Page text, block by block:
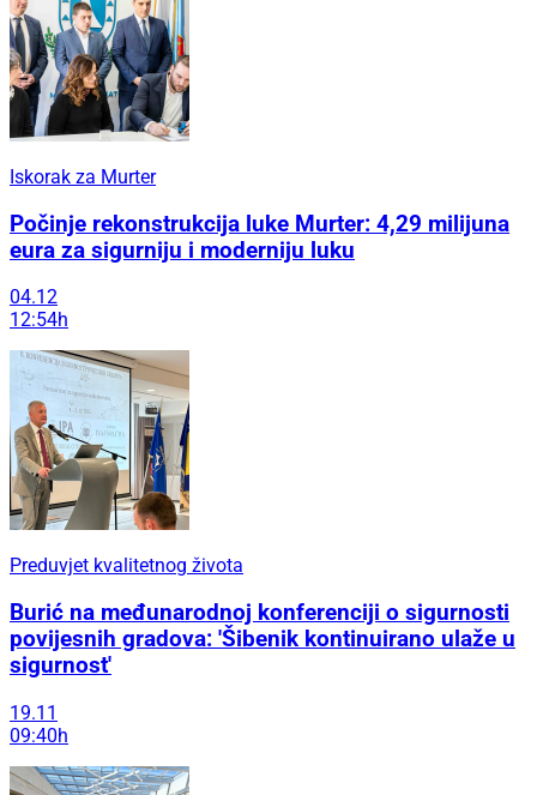
Iskorak za Murter
Počinje rekonstrukcija luke Murter: 4,29 milijuna
eura za sigurniju i moderniju luku
04.12
12:54h
Preduvjet kvalitetnog života
Burić na međunarodnoj konferenciji o sigurnosti
povijesnih gradova: 'Šibenik kontinuirano ulaže u
sigurnost'
19.11
09:40h